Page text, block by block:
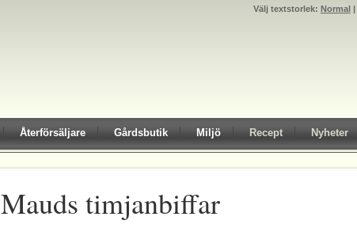
Välj textstorlek: Normal
Återförsäljare Gårdsbutik Miljö Recept Nyheter
Mauds timjanbiffar